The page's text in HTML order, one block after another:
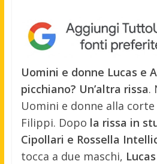
Uomini e donne Lucas e
picchiano? Un’altra rissa.
Uomini e donne alla
Filippi. Dopo la rissa in
Cipollari e Rossella
tocca a due maschi,